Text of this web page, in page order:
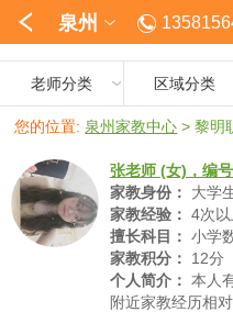
泉州
老师分类 区域分类
您的位置: 泉州家教中心 >黎明
张老师 (女)，编
家教身份：
大学
家教经验： 4次以
擅长科目： 小学
家教积分：
12分
个人简介： 本人
附近家教经历相